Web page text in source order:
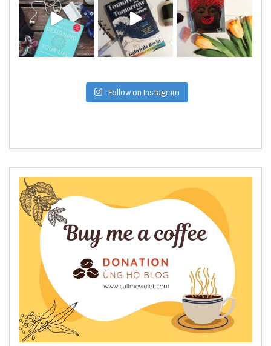
Follow on Instagram